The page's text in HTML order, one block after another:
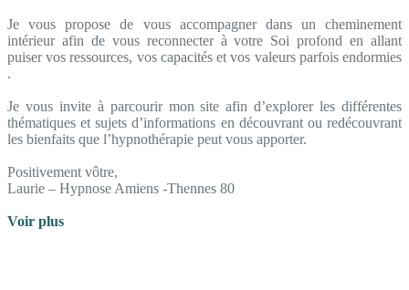
Je vous propose de vous accompagner dans un cheminement
intérieur afin de vous reconnecter à votre Soi profond en allant
puiser vos ressources, vos capacités et vos valeurs parfois endormies
.
Je vous invite à parcourir mon site afin d’explorer les différentes
thématiques et sujets d’informations en découvrant ou redécouvrant
les bienfaits que l’hypnothérapie peut vous apporter.
Positivement vôtre,
Laurie – Hypnose Amiens -Thennes 80
Voir plus